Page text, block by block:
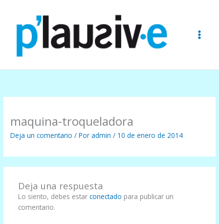
contenido
maquina-troqueladora
Deja un comentario / Poradmin/ 10 de enero de 2014
Deja una respuesta
Lo siento, debes estar conectado para publicar un
comentario.